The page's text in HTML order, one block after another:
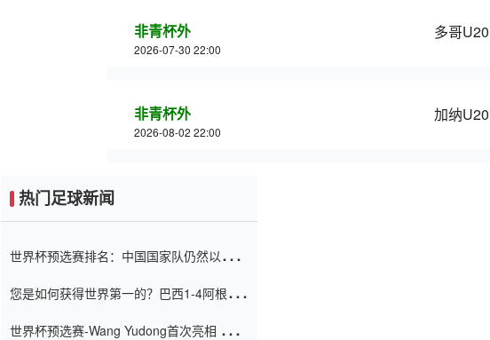
非青杯外
2026-07-30 22:00
多哥U20
非青杯外
2026-08-02 22:00
加纳U20
热门足球新闻
世界杯预选赛排名：中国国家队仍然以6分
您是如何获得世界第一的？巴西1-4阿根
世界杯预选赛-Wang Yudong首次亮相 中国